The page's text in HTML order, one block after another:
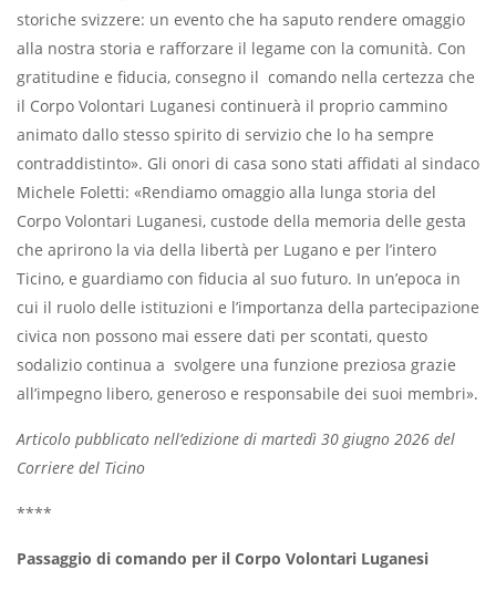
storiche svizzere: un evento che ha saputo rendere omaggio
alla nostra storia e rafforzare il legame con la comunità. Con
gratitudine e fiducia, consegno il comando nella certezza che
il Corpo Volontari Luganesi continuerà il proprio cammino
animato dallo stesso spirito di servizio che lo ha sempre
contraddistinto». Gli onori di casa sono stati affidati al sindaco
Michele Foletti: «Rendiamo omaggio alla lunga storia del
Corpo Volontari Luganesi, custode della memoria delle gesta
che aprirono la via della libertà per Lugano e per l’intero
Ticino, e guardiamo con fiducia al suo futuro. In un’epoca in
cui il ruolo delle istituzioni e l’importanza della partecipazione
civica non possono mai essere dati per scontati, questo
sodalizio continua a svolgere una funzione preziosa grazie
all’impegno libero, generoso e responsabile dei suoi membri».
Articolo pubblicato nell’edizione di martedì 30 giugno 2026 del
Corriere del Ticino
****
Passaggio di comando per il Corpo Volontari Luganesi